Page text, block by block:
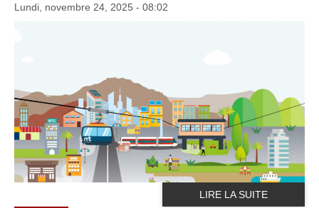
Lundi, novembre 24, 2025 - 08:02
LIRE LA SUITE